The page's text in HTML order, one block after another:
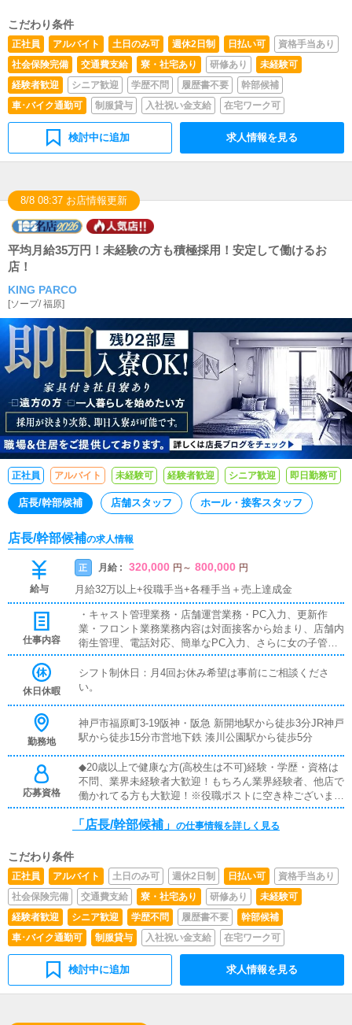
にご応募ご連絡ください。
こだわり条件
正社員 アルバイト 土日のみ可 週休2日制 日払い可
資格手当あり
社会保険完備
交通費支給 寮・社宅あり 研修あり
未経験可
経験者歓迎
シニア歓迎 学歴不問 履歴書不要
幹部候補
車･バイク通勤可
制服貸与 入社祝い金支給 在宅ワーク可
検討中に追加 求人情報を見る
8/8 08:37 お店情報更新
平均月給35万円！未経験の方も積極採用！安定して働けるお
店！
KING PARCO
[ソープ/福原]
正社員 アルバイト 未経験可 経験者歓迎 シニア歓迎 即日勤務可
店長/幹部候補 店舗スタッフ ホール・接客スタッフ
店長/幹部候補の求人情報
給与
正 月給 : 320,000 円 ～ 800,000 円
月給32万以上+役職手当+各種手当＋売上達成金
仕事内容
・キャスト管理業務・店舗運営業務・PC入力、更新作
業・フロント業務業務内容は対面接客から始まり、店舗内
衛生管理、電話対応、簡単なPC入力、さらに女の子管理
と様々な業務を経験してもらい、お任せする業務範囲の調
整を図って参ります。もちろん、この業界でのお仕事が初
めてという方には、経験豊富なスタッフが懇切丁寧に教
休日休暇
シフト制休日：月4回お休み希望は事前にご相談くださ
い。
勤務地
神戸市福原町3-19阪神・阪急 新開地駅から徒歩3分JR神戸
駅から徒歩15分市営地下鉄 湊川公園駅から徒歩5分
応募資格
◆20歳以上で健康な方(高校生は不可)経験・学歴・資格は
不問、業界未経験者大歓迎！もちろん業界経験者、他店で
働かれてる方も大歓迎！※役職ポストに空き枠ございます
m(__)m
「店長/幹部候補」 の仕事情報を詳しく見る
こだわり条件
正社員 アルバイト 土日のみ可 週休2日制 日払い可
資格手当あり
社会保険完備
交通費支給 寮・社宅あり 研修あり
未経験可
経験者歓迎
シニア歓迎 学歴不問 履歴書不要
幹部候補
車･バイク通勤可
制服貸与 入社祝い金支給 在宅ワーク可
検討中に追加 求人情報を見る